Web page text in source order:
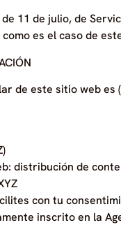
de 11 de julio, de
es el caso de
de este sitio web es
distribución de
con tu
inscrito en la